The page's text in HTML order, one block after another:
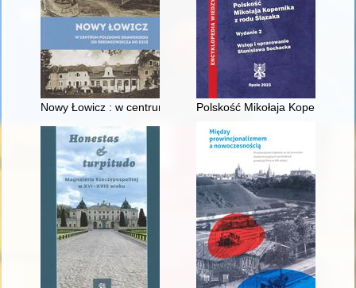
Nowy Łowicz : w centrum poligonu drawskiego od
Polskość Mikołaja Kopernika z